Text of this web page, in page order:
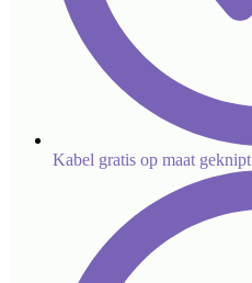
Kabel gratis op maat geknipt